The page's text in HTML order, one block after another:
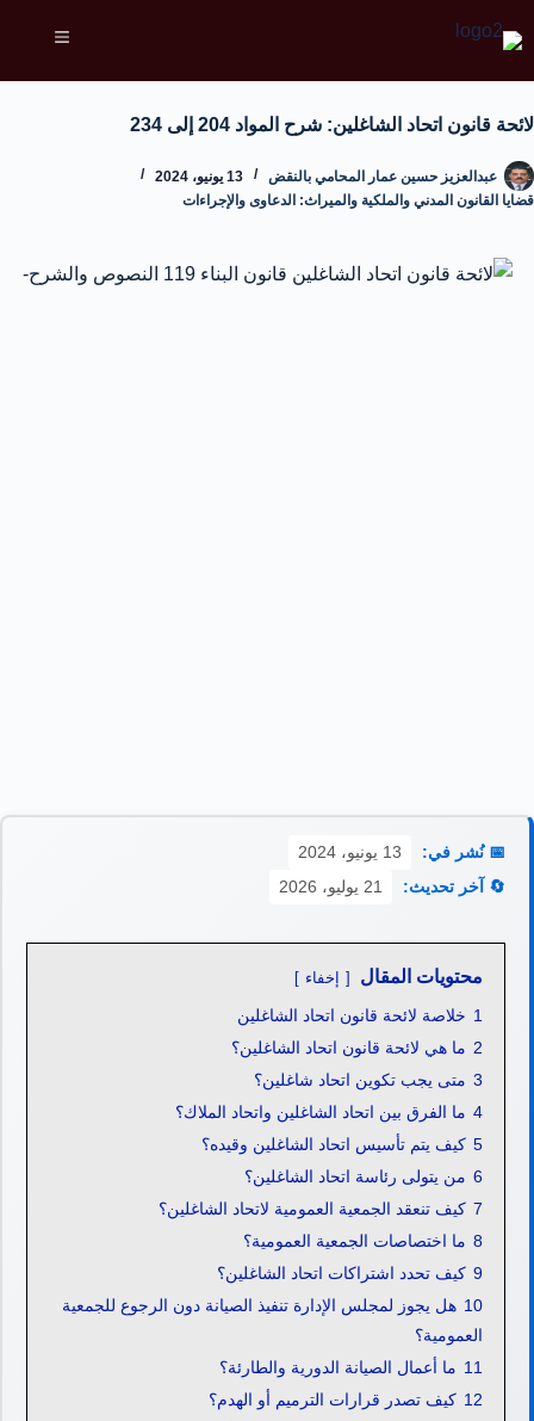
لائحة قانون اتحاد الشاغلين: شرح المواد 204 إلى 234
عبدالعزيز حسين عمار المحامي بالنقض
13 يونيو، 2024
قضايا القانون المدني والملكية والميراث: الدعاوى والإجراءات
📅 نُشر في:
13 يونيو، 2024
🔄 آخر تحديث:
21 يوليو، 2026
محتويات المقال إخفاء
1 خلاصة لائحة قانون اتحاد الشاغلين
2 ما هي لائحة قانون اتحاد الشاغلين؟
3 متى يجب تكوين اتحاد شاغلين؟
4 ما الفرق بين اتحاد الشاغلين واتحاد الملاك؟
5 كيف يتم تأسيس اتحاد الشاغلين وقيده؟
6 من يتولى رئاسة اتحاد الشاغلين؟
7 كيف تنعقد الجمعية العمومية لاتحاد الشاغلين؟
8 ما اختصاصات الجمعية العمومية؟
9 كيف تحدد اشتراكات اتحاد الشاغلين؟
10 هل يجوز لمجلس الإدارة تنفيذ الصيانة دون الرجوع للجمعية
العمومية؟
11 ما أعمال الصيانة الدورية والطارئة؟
12 كيف تصدر قرارات الترميم أو الهدم؟